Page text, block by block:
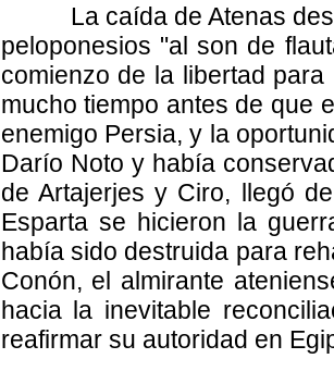
La caída de Atenas
peloponesios "al son de
comienzo de la libertad
mucho tiempo antes de que
enemigo Persia, y la
Darío Noto y había
de Artajerjes y Ciro, llegó
Esparta se hicieron la
había sido destruida para
Conón, el almirante
hacia la inevitable
reafirmar su autoridad en